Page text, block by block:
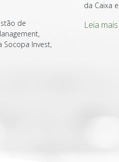
de
Socopa Invest,
da Caixa
Leia mais